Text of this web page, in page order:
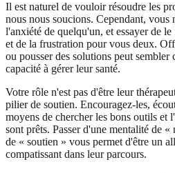
Il est naturel de vouloir résoudre les
nous nous soucions. Cependant, vous
l'anxiété de quelqu'un, et essayer de
et de la frustration pour vous deux.
ou pousser des solutions peut
capacité à gérer leur santé.
Votre rôle n'est pas d'être leur
pilier de soutien. Encouragez-les,
moyens de chercher les bons outils et
sont prêts. Passer d'une mentalité de
de « soutien » vous permet d'être un
compatissant dans leur parcours.